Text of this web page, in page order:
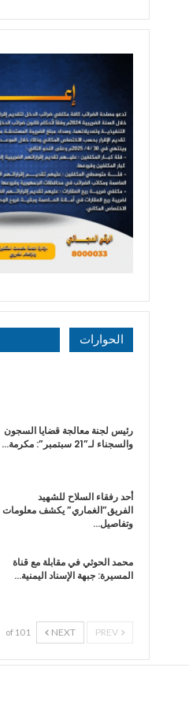
الحوارات
رئيس لجنة معالجة قضايا السجون
والسجناء لـ”21 سبتمبر”: مكرمة…
أحد رفقاء السلاح للشهيد
الفريق”الغماري” يكشف معلومات
وتفاصيل…
محمد الحوثي في مقابلة مع قناة
المسيرة: جبهة الإسناد اليمنية…
NEXT
1 of 10